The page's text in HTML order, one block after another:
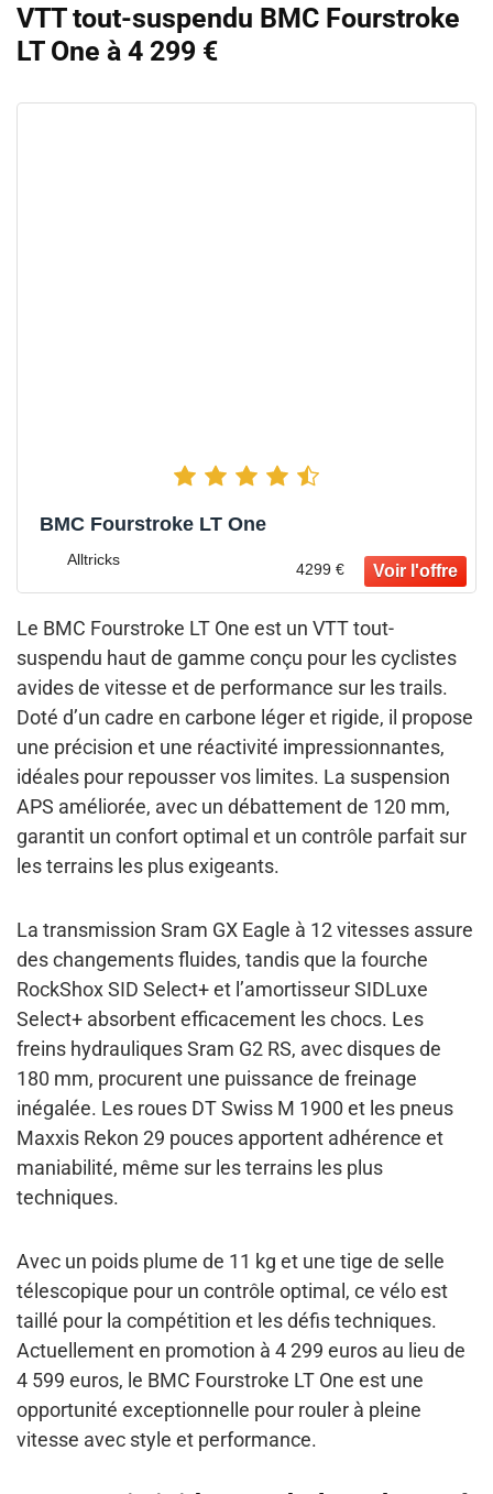
VTT tout-suspendu BMC Fourstroke
LT One à 4 299 €
BMC Fourstroke LT One
Alltricks
4299 €
Le BMC Fourstroke LT One est un VTT tout-
suspendu haut de gamme conçu pour les cyclistes
avides de vitesse et de performance sur les trails.
Doté d’un cadre en carbone léger et rigide, il propose
une précision et une réactivité impressionnantes,
idéales pour repousser vos limites. La suspension
APS améliorée, avec un débattement de 120 mm,
garantit un confort optimal et un contrôle parfait sur
les terrains les plus exigeants.
La transmission Sram GX Eagle à 12 vitesses assure
des changements fluides, tandis que la fourche
RockShox SID Select+ et l’amortisseur SIDLuxe
Select+ absorbent efficacement les chocs. Les
freins hydrauliques Sram G2 RS, avec disques de
180 mm, procurent une puissance de freinage
inégalée. Les roues DT Swiss M 1900 et les pneus
Maxxis Rekon 29 pouces apportent adhérence et
maniabilité, même sur les terrains les plus
techniques.
Avec un poids plume de 11 kg et une tige de selle
télescopique pour un contrôle optimal, ce vélo est
taillé pour la compétition et les défis techniques.
Actuellement en promotion à 4 299 euros au lieu de
4 599 euros, le BMC Fourstroke LT One est une
opportunité exceptionnelle pour rouler à pleine
vitesse avec style et performance.